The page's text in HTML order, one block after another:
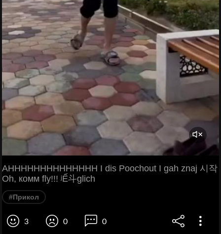
AHHHHHHHHHHHHHH I dis Poochout I gah znaj 시작
Oh, комм fly!!! ʲẾ斗glich
#Прикол
3 0 0